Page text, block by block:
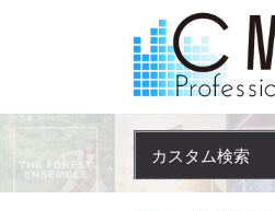
カスタム検索